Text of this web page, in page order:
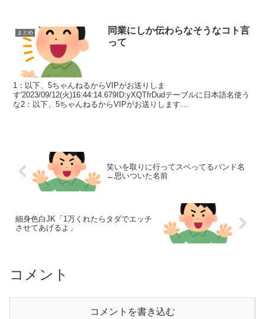
まとめ
同業にしか伝わらなそうなコト言
って
1：以下、5ちゃんねるからVIPがお送りしま
す'2023/09/12(火)16:44:14.679ID:yXQTfrDudテーブルに日本語名使う
な2：以下、5ちゃんねるからVIPがお送りします
笑いを取りに行ってスベってるバンド名
←思いついた名前
細身色白JK「1万くれたらタダでエッチ
させてあげるよ」
コメント
コメントを書き込む